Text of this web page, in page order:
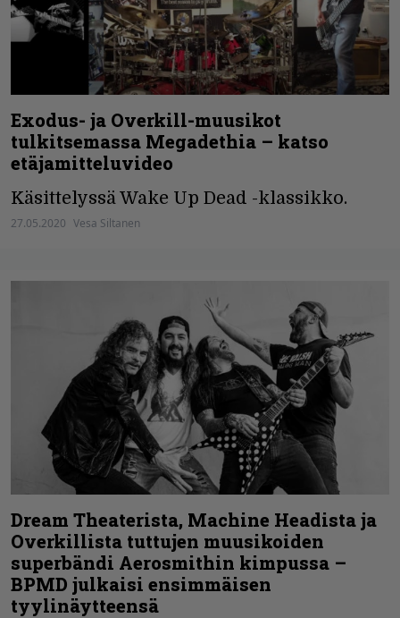
Exodus- ja Overkill-muusikot
tulkitsemassa Megadethia – katso
etäjamitteluvideo
Käsittelyssä Wake Up Dead -klassikko.
27.05.2020 Vesa Siltanen
Dream Theaterista, Machine Headista ja
Overkillista tuttujen muusikoiden
superbändi Aerosmithin kimpussa –
BPMD julkaisi ensimmäisen
tyylinäytteensä